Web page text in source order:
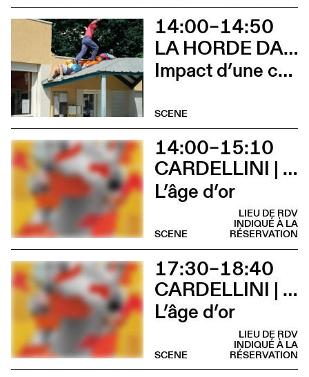
14:00–14:50
LA HORDE DANS LES PAVÉS
Impact d’une course x Stadium
SCENE
14:00–15:10
CARDELLINI | GONZALEZ
L’âge d’or
LIEU DE RDV
INDIQUÉ À LA
RÉSERVATION
SCENE
17:30–18:40
CARDELLINI | GONZALEZ
L’âge d’or
LIEU DE RDV
INDIQUÉ À LA
RÉSERVATION
SCENE